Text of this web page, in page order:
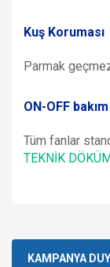
Kuş Koruması
Parmak
ON-OFF
Tüm fanlar
TEKNİK
kullanarak
Görüş ve
KAMPANYA